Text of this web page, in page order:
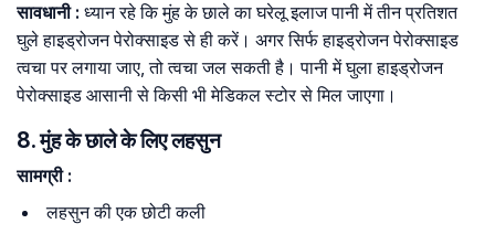
सावधानी: ध्यान रहे कि मुंह के छाले का घरेलू इलाज पानी में तीन प्रतिशत
घुले हाइड्रोजन पेरोक्साइड से ही करें। अगर सिर्फ हाइड्रोजन पेरोक्साइड
त्वचा पर लगाया जाए, तो त्वचा जल सकती है। पानी में घुला हाइड्रोजन
पेरोक्साइड आसानी से किसी भी मेडिकल स्टोर से मिल जाएगा।
8. मुंह के छाले के लिए लहसुन
सामग्री:
लहसुन की एक छोटी कली